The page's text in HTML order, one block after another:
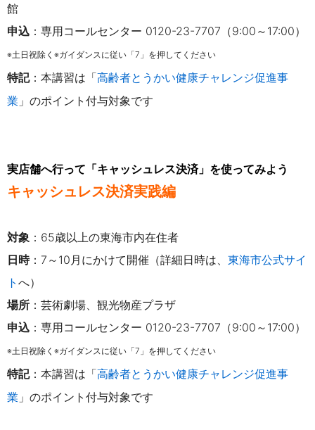
館
申込 ：専用コールセンター 0120-23-7707（9:00～17:00）
※土日祝除く※ガイダンスに従い「7」を押してください
特記： 本講習は「高齢者とうかい健康チャレンジ促進事
業 」のポイント付与対象です
実店舗へ行って「キャッシュレス決済」を使ってみよう
キャッシュレス決済実践編
対象 ：65歳以上の東海市内在住者
日時：7～10月にかけて開催（詳細日時は、 東海市公式サイ
ト へ）
場所 ：芸術劇場、観光物産プラザ
申込 ：専用コールセンター 0120-23-7707（9:00～17:00）
※土日祝除く※ガイダンスに従い「7」を押してください
特記： 本講習は「高齢者とうかい健康チャレンジ促進事
業 」のポイント付与対象です